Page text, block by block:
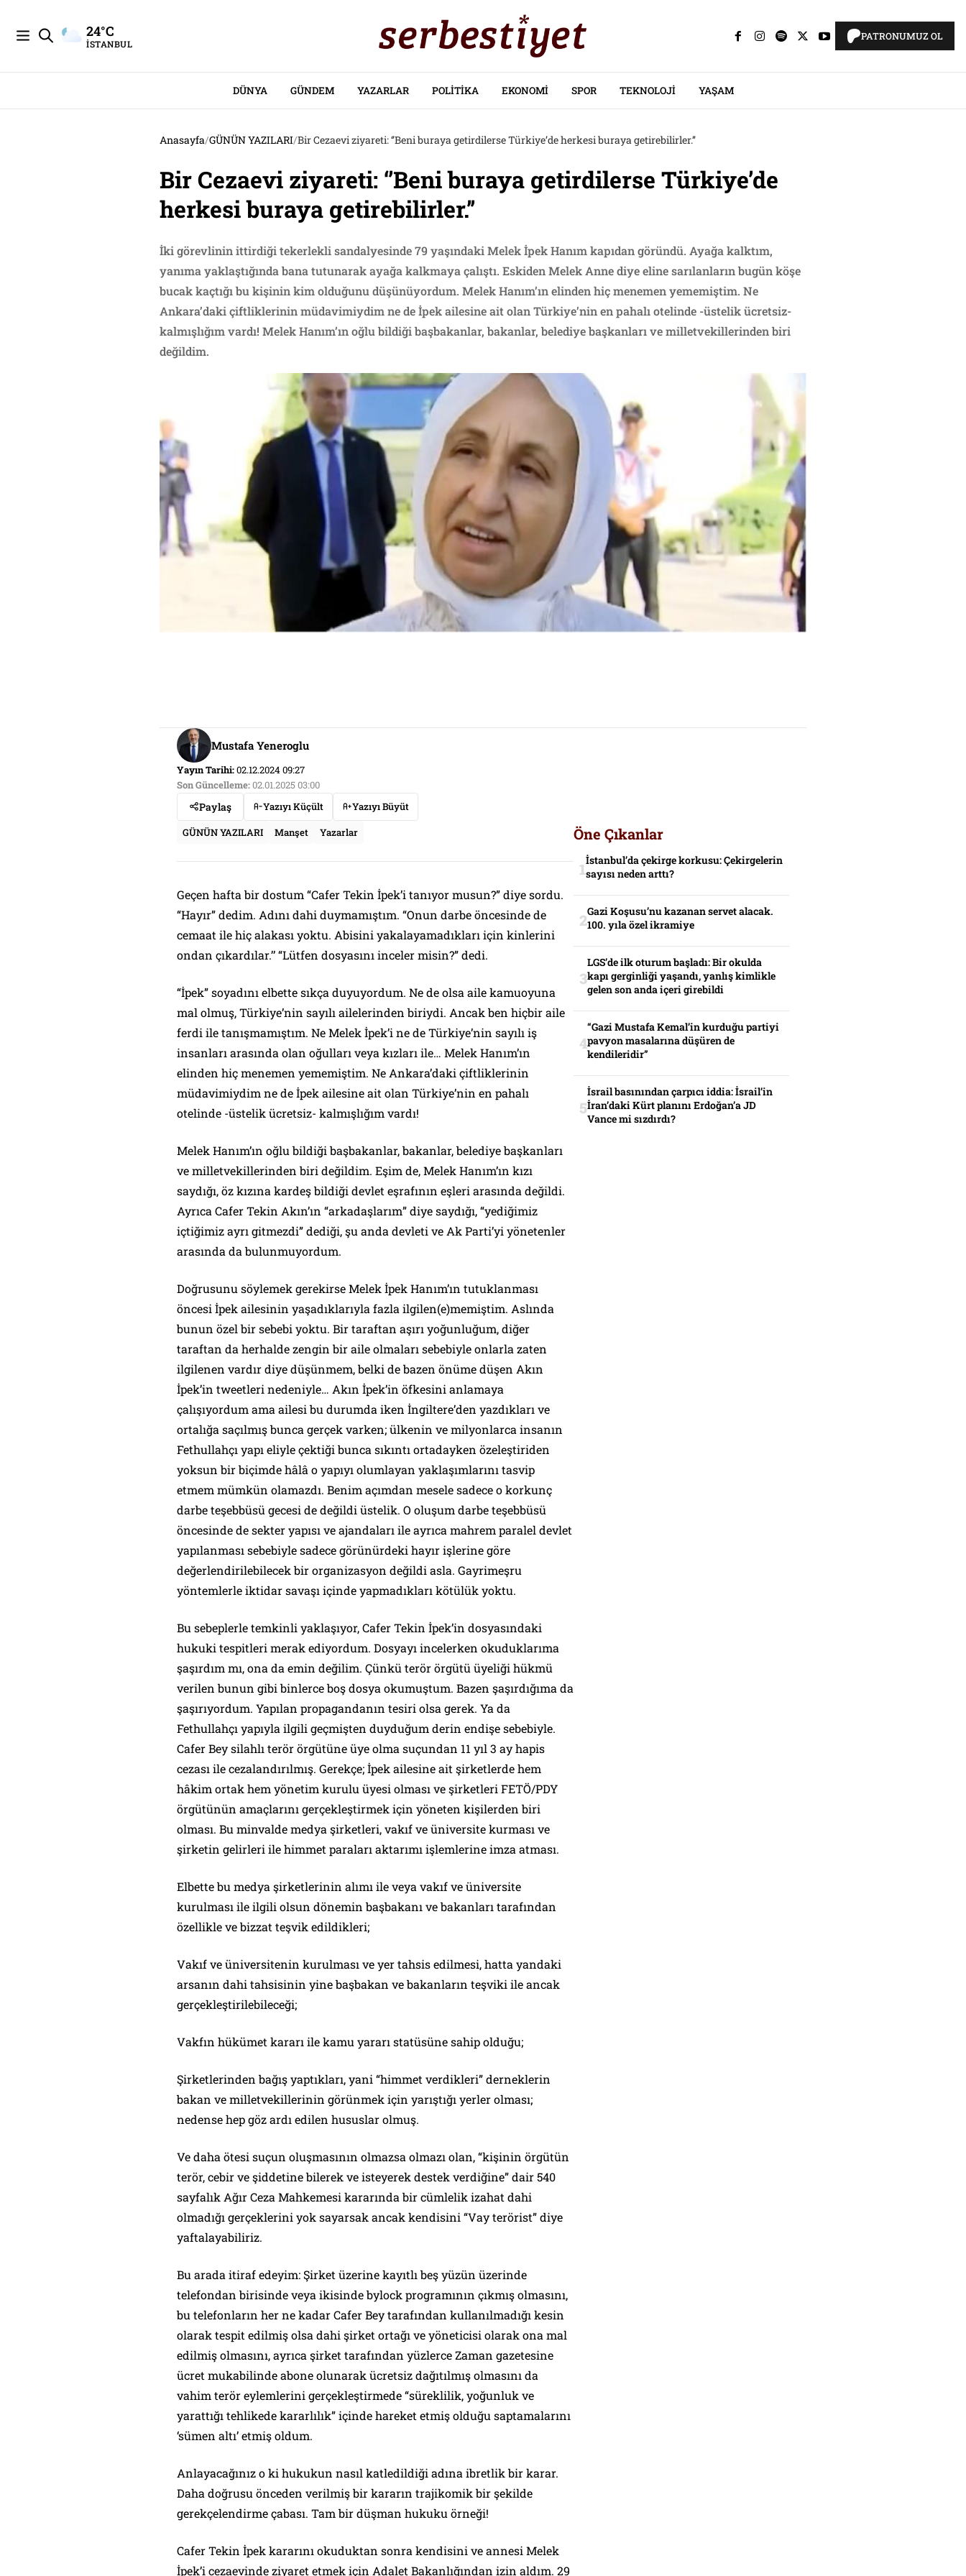
24°C
İSTANBUL
PATRONUMUZ OL
DÜNYA GÜNDEM YAZARLAR POLITIKA EKONOMI SPOR TEKNOLOJI YAŞAM
Anasayfa/GÜNÜN YAZILARI/Bir Cezaevi ziyareti: ‘’Beni buraya getirdilerse Türkiye’de herkesi buraya getirebilirler.’’
Bir Cezaevi ziyareti: ‘’Beni buraya getirdilerse Türkiye’de
herkesi buraya getirebilirler.’’
İki görevlinin ittirdiği tekerlekli sandalyesinde 79 yaşındaki Melek İpek Hanım kapıdan göründü. Ayağa kalktım,
yanıma yaklaştığında bana tutunarak ayağa kalkmaya çalıştı. Eskiden Melek Anne diye eline sarılanların bugün köşe
bucak kaçtığı bu kişinin kim olduğunu düşünüyordum. Melek Hanım’ın elinden hiç menemen yememiştim. Ne
Ankara’daki çiftliklerinin müdavimiydim ne de İpek ailesine ait olan Türkiye’nin en pahalı otelinde -üstelik ücretsiz-
kalmışlığım vardı! Melek Hanım’ın oğlu bildiği başbakanlar, bakanlar, belediye başkanları ve milletvekillerinden biri
değildim.
Mustafa Yeneroglu
Yayın Tarihi:02.12.2024 09:27
Son Güncelleme:02.01.2025 03:00
Paylaş Yazıyı Küçült
Yazıyı Büyüt
GÜNÜN YAZILARI
Manşet Yazarlar
Geçen hafta bir dostum “Cafer Tekin İpek’i tanıyor musun?” diye sordu.
“Hayır” dedim. Adını dahi duymamıştım. “Onun darbe öncesinde de
cemaat ile hiç alakası yoktu. Abisini yakalayamadıkları için kinlerini
ondan çıkardılar.’’ “Lütfen dosyasını inceler misin?”dedi.
“İpek” soyadını elbette sıkça duyuyordum. Ne de olsa aile kamuoyuna
mal olmuş, Türkiye’nin sayılı ailelerinden biriydi. Ancak ben hiçbir aile
ferdi ile tanışmamıştım. Ne Melek İpek’i ne de Türkiye’nin sayılı iş
insanları arasında olan oğulları veya kızları ile… Melek Hanım’ın
elinden hiç menemen yememiştim. Ne Ankara’daki çiftliklerinin
müdavimiydim ne de İpek ailesine ait olan Türkiye’nin en pahalı
otelinde -üstelik ücretsiz- kalmışlığım vardı!
Melek Hanım’ın oğlu bildiği başbakanlar, bakanlar, belediye başkanları
ve milletvekillerinden biri değildim. Eşim de, Melek Hanım’ın kızı
saydığı, öz kızına kardeş bildiği devlet eşrafının eşleri arasında değildi.
Ayrıca Cafer Tekin Akın’ın “arkadaşlarım” diye saydığı, “yediğimiz
içtiğimiz ayrı gitmezdi” dediği, şu anda devleti ve Ak Parti’yi yönetenler
arasında da bulunmuyordum.
Doğrusunu söylemek gerekirse Melek İpek Hanım’ın tutuklanması
öncesi İpek ailesinin yaşadıklarıyla fazla ilgilen(e)memiştim. Aslında
bunun özel bir sebebi yoktu. Bir taraftan aşırı yoğunluğum, diğer
taraftan da herhalde zengin bir aile olmaları sebebiyle onlarla zaten
ilgilenen vardır diye düşünmem, belki de bazen önüme düşen Akın
İpek’in tweetleri nedeniyle… Akın İpek’in öfkesini anlamaya
çalışıyordum ama ailesi bu durumda iken İngiltere’den yazdıkları ve
ortalığa saçılmış bunca gerçek varken; ülkenin ve milyonlarca insanın
Fethullahçı yapı eliyle çektiği bunca sıkıntı ortadayken özeleştiriden
yoksun bir biçimde hâlâ o yapıyı olumlayan yaklaşımlarını tasvip
etmem mümkün olamazdı. Benim açımdan mesele sadece o korkunç
darbe teşebbüsü gecesi de değildi üstelik. O oluşum darbe teşebbüsü
öncesinde de sekter yapısı ve ajandaları ile ayrıca mahrem paralel devlet
yapılanması sebebiyle sadece görünürdeki hayır işlerine göre
değerlendirilebilecek bir organizasyon değildi asla. Gayrimeşru
yöntemlerle iktidar savaşı içinde yapmadıkları kötülük yoktu.
Bu sebeplerle temkinli yaklaşıyor, Cafer Tekin İpek’in dosyasındaki
hukuki tespitleri merak ediyordum. Dosyayı incelerken okuduklarıma
şaşırdım mı, ona da emin değilim. Çünkü terör örgütü üyeliği hükmü
verilen bunun gibi binlerce boş dosya okumuştum. Bazen şaşırdığıma da
şaşırıyordum. Yapılan propagandanın tesiri olsa gerek. Ya da
Fethullahçı yapıyla ilgili geçmişten duyduğum derin endişe sebebiyle.
Cafer Bey silahlı terör örgütüne üye olma suçundan 11 yıl 3 ay hapis
cezası ile cezalandırılmış. Gerekçe; İpek ailesine ait şirketlerde hem
hâkim ortak hem yönetim kurulu üyesi olması ve şirketleri FETÖ/PDY
örgütünün amaçlarını gerçekleştirmek için yöneten kişilerden biri
olması. Bu minvalde medya şirketleri, vakıf ve üniversite kurması ve
şirketin gelirleri ile himmet paraları aktarımı işlemlerine imza atması.
Elbette bu medya şirketlerinin alımı ile veya vakıf ve üniversite
kurulması ile ilgili olsun dönemin başbakanı ve bakanları tarafından
özellikle ve bizzat teşvik edildikleri;
Vakıf ve üniversitenin kurulması ve yer tahsis edilmesi, hatta yandaki
arsanın dahi tahsisinin yine başbakan ve bakanların teşviki ile ancak
gerçekleştirilebileceği;
Vakfın hükümet kararı ile kamu yararı statüsüne sahip olduğu;
Şirketlerinden bağış yaptıkları, yani “himmet verdikleri” derneklerin
bakan ve milletvekillerinin görünmek için yarıştığı yerler olması;
nedense hep göz ardı edilen hususlar olmuş.
Ve daha ötesi suçun oluşmasının olmazsa olmazı olan, “kişinin örgütün
terör, cebir ve şiddetine bilerek ve isteyerek destek verdiğine” dair 540
sayfalık Ağır Ceza Mahkemesi kararında bir cümlelik izahat dahi
olmadığı gerçeklerini yok sayarsak ancak kendisini “Vay terörist” diye
yaftalayabiliriz.
Bu arada itiraf edeyim: Şirket üzerine kayıtlı beş yüzün üzerinde
telefondan birisinde veya ikisinde bylock programının çıkmış olmasını,
bu telefonların her ne kadar Cafer Bey tarafından kullanılmadığı kesin
olarak tespit edilmiş olsa dahi şirket ortağı ve yöneticisi olarak ona mal
edilmiş olmasını, ayrıca şirket tarafından yüzlerce Zaman gazetesine
ücret mukabilinde abone olunarak ücretsiz dağıtılmış olmasını da
vahim terör eylemlerini gerçekleştirmede “süreklilik, yoğunluk ve
yarattığı tehlikede kararlılık” içinde hareket etmiş olduğu saptamalarını
‘sümen altı’ etmiş oldum.
Anlayacağınız o ki hukukun nasıl katledildiği adına ibretlik bir karar.
Daha doğrusu önceden verilmiş bir kararın trajikomik bir şekilde
gerekçelendirme çabası. Tam bir düşman hukuku örneği!
Cafer Tekin İpek kararını okuduktan sonra kendisini ve annesi Melek
İpek’i cezaevinde ziyaret etmek için Adalet Bakanlığından izin aldım. 29
Öne Çıkanlar
İstanbul’da çekirge korkusu: Çekirgelerin
sayısı neden arttı?
Gazi Koşusu’nu kazanan servet alacak.
100. yıla özel ikramiye
LGS’de ilk oturum başladı: Bir okulda
kapı gerginliği yaşandı, yanlış kimlikle
gelen son anda içeri girebildi
“Gazi Mustafa Kemal’in kurduğu partiyi
pavyon masalarına düşüren de
kendileridir”
İsrail basınından çarpıcı iddia: İsrail’in
İran’daki Kürt planını Erdoğan’a JD
Vance mi sızdırdı?